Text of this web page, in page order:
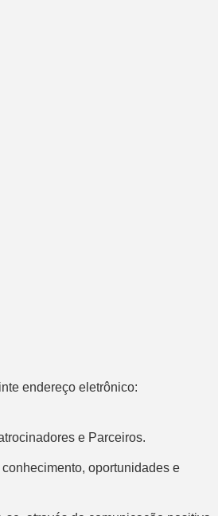
endereço eletrônico:
e Parceiros.
oportunidades e